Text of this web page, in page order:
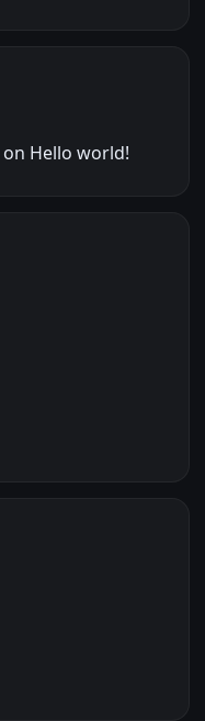
on Hello world!